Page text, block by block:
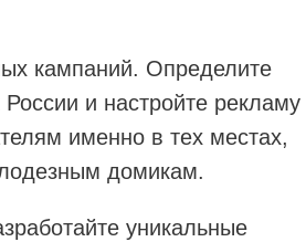
кампаний. Определите
и настройте рекламу
именно в тех местах,
домикам.
уникальные